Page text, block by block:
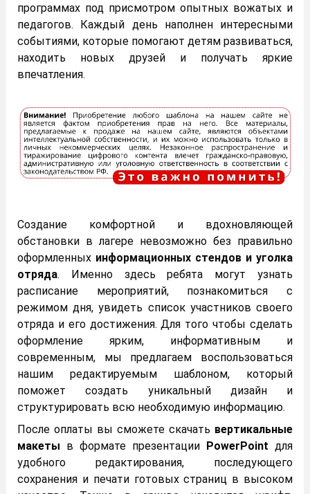
программах под присмотром опытных вожатых и
педагогов. Каждый день наполнен интересными
событиями, которые помогают детям развиваться,
находить новых друзей и получать яркие
впечатления.
Создание комфортной и вдохновляющей
обстановки в лагере невозможно без правильно
оформленных информационных стендов и уголка
отряда. Именно здесь ребята могут узнать
расписание мероприятий, познакомиться с
режимом дня, увидеть список участников своего
отряда и его достижения. Для того чтобы сделать
оформление ярким, информативным и
современным, мы предлагаем воспользоваться
нашим редактируемым шаблоном, который
поможет создать уникальный дизайн и
структурировать всю необходимую информацию.
После оплаты вы сможете скачать вертикальные
макеты в формате презентации PowerPoint для
удобного редактирования, последующего
сохранения и печати готовых страниц в высоком